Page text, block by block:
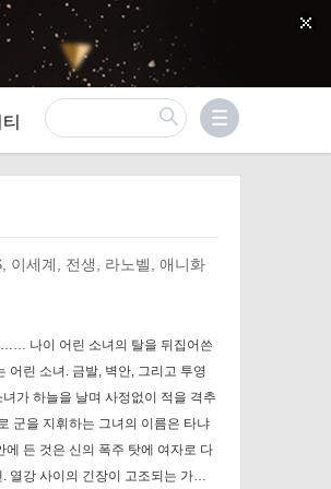
이세계, 전생, 라노벨, 애니화
나이 어린 소녀의 탈을 뒤집어쓴
가 하늘을 날며 사정없이 적을 격추
군을 지휘하는 그녀의 이름은 타냐
든 것은 신의 폭주 탓에 여자로 다